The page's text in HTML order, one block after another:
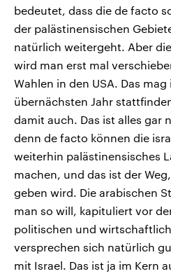
bedeutet, dass die de facto
der palästinensischen
natürlich weitergeht. Aber
wird man erst mal
Wahlen in den USA. Das
übernächsten Jahr
damit auch. Das ist alles gar
denn de facto können die
weiterhin palästinensisches
machen, und das ist der
geben wird. Die arabischen
man so will, kapituliert vor
politischen und
versprechen sich natürlich
mit Israel. Das ist ja im Kern